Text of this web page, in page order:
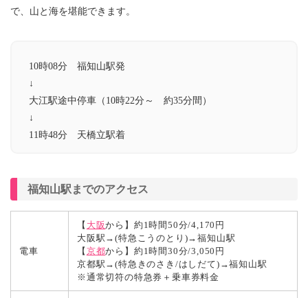
で、山と海を堪能できます。
10時08分 福知山駅発
↓
大江駅途中停車（10時22分～ 約35分間）
↓
11時48分 天橋立駅着
福知山駅までのアクセス
電車
【 大阪から】約1時間50分/4,170円
大阪駅→(特急こうのとり)→福知山駅
【京都から】約1時間30分/3,050円
京都駅→(特急きのさき/はしだて)→福知山駅
※通常切符の特急券＋乗車券料金